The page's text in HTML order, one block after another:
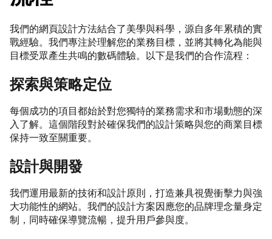
我們的網頁設計方法結合了美學與科學，源自多年累積的實
戰經驗。我們專注於理解您的業務目標，並將其轉化為能與
目標受眾產生共鳴的數碼體驗。以下是我們的合作流程：
探索與策略定位
每個成功的項目都始於對您獨特的業務需求和市場動態的深
入了解。這個階段對於確保我們的設計策略與您的商業目標
保持一致至關重要。
設計與開發
我們運用最新的技術和設計原則，打造兼具視覺衝擊力與強
大功能性的網站。我們的設計方案因應您的品牌理念量身定
制，同時確保導覽流暢，提升用戶參與度。